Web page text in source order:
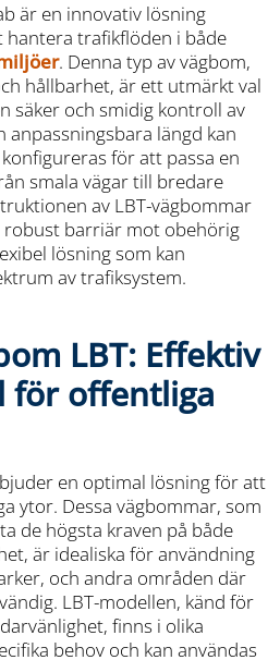
är en innovativ lösning
trafikflöden i både
. Denna typ av vägbom,
hållbarhet, är ett utmärkt val
säker och smidig kontroll av
längd kan
för att passa en
smala vägar till bredare
av LBT-vägbommar
barriär mot obehörig
lösning som kan
av trafiksystem.
LBT: Effektiv
offentliga
en optimal lösning för att
ytor. Dessa vägbommar, som
de högsta kraven på både
är idealiska för användning
och andra områden där
LBT-modellen, känd för
finns i olika
behov och kan användas